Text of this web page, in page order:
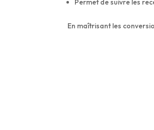
Permet de suivre les
En maîtrisant les